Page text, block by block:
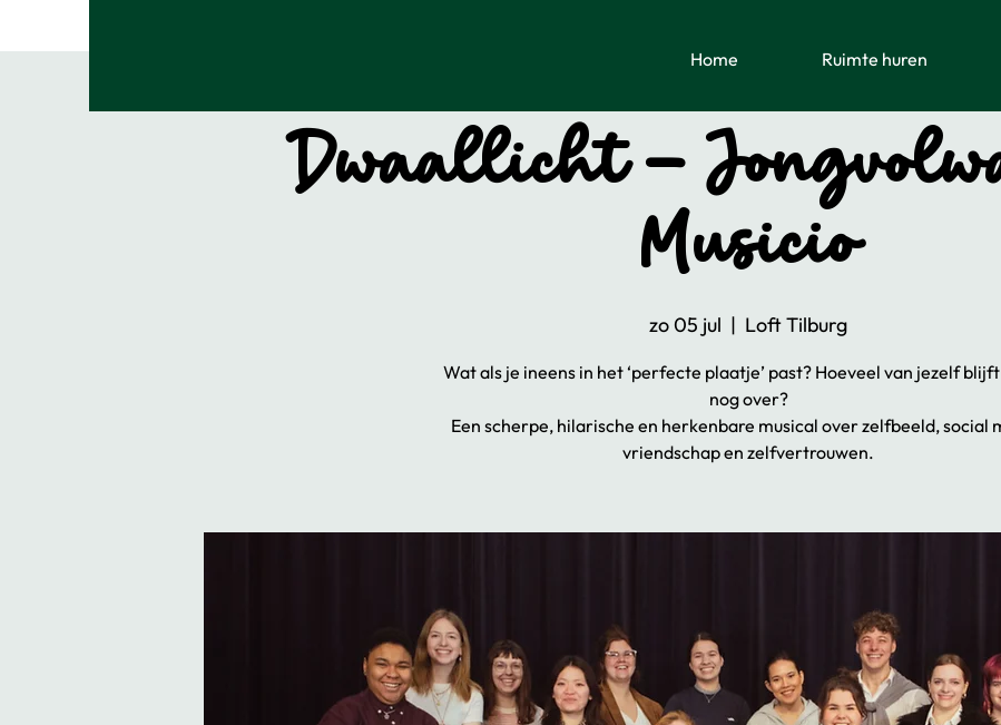
Home Ruimte huren
Dwaallicht -
Musicio
zo 05 jul
  |
Loft Tilburg
Wat als je ineens in het ‘perfecte plaatje’ past? Hoeveel van jezelf
nog over?
Een scherpe, hilarische en herkenbare musical over zelfbeeld, social
vriendschap en zelfvertrouwen.